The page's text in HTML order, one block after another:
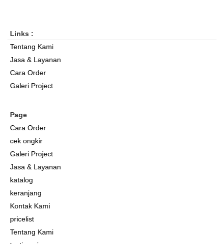
Links :
Tentang Kami
Jasa & Layanan
Cara Order
Galeri Project
Page
Cara Order
cek ongkir
Galeri Project
Jasa & Layanan
katalog
keranjang
Kontak Kami
pricelist
Tentang Kami